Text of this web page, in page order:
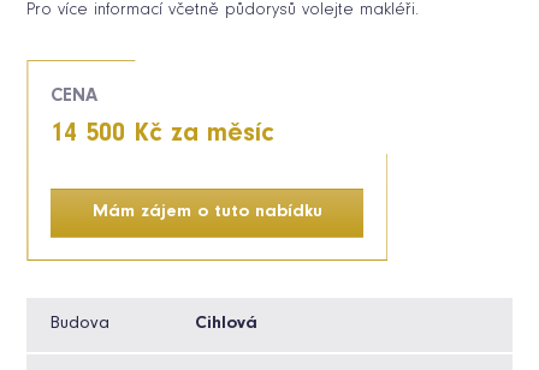
Pro více informací včetně půdorysů volejte makléři.
CENA
14 500 Kč za měsíc
Mám zájem o tuto nabídku
Budova Cihlová